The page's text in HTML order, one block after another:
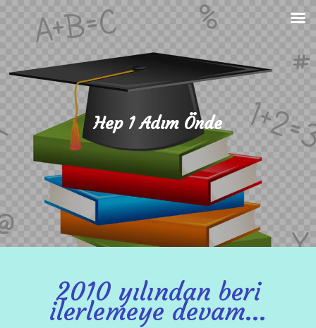
Hep 1 Adım Önde
2010 yılından beri
ilerlemeye devam…